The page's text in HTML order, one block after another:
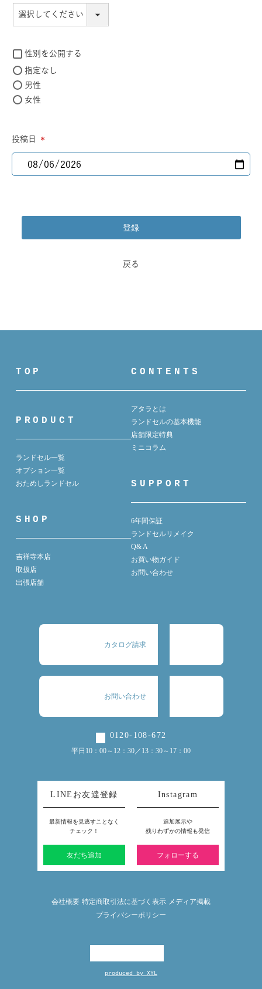
性別を公開する
指定なし
男性
女性
投稿日
(必
須)
登録
戻る
TOP
PRODUCT
ランドセル一覧
オプション一覧
おためしランドセル
SHOP
吉祥寺本店
取扱店
出張店舗
CONTENTS
アタラとは
ランドセルの基本機能
店舗限定特典
ミニコラム
SUPPORT
6年間保証
ランドセルリメイク
Q& A
お買い物ガイド
お問い合わせ
カタログ請求
お問い合わせ
0120-108-672
平日10：00～12：30／13：30～17：00
LINEお友達登録
最新情報を見逃すことなく
チェック！
友だち追加
Instagram
追加展示や
残りわずかの情報も発信
フォローする
会社概要 特定商取引法に基づく表示 メディア掲載
プライバシーポリシー
produced by XYL